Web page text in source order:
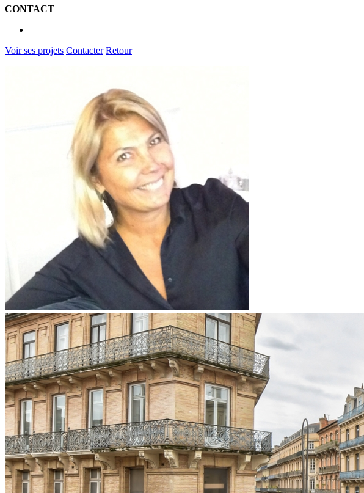
CONTACT
Voir ses projets Contacter Retour